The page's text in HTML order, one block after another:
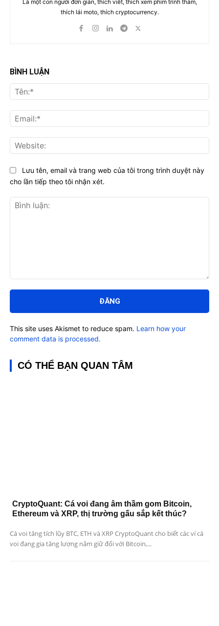
Là một con người đơn giản, thích viết, thích xem phim trinh thám,
thích lái moto, thích cryptocurrency.
BÌNH LUẬN
luận:
Lưu tên, email và trang web của tôi trong trình duyệt này
cho lần tiếp theo tôi nhận xét.
This site uses Akismet to reduce spam. Learn how your
comment data is processed.
CÓ THỂ BẠN QUAN TÂM
CryptoQuant: Cá voi đang âm thầm gom Bitcoin,
Ethereum và XRP, thị trường gấu sắp kết thúc?
Cá voi tăng tích lũy BTC, ETH và XRP CryptoQuant cho biết các ví cá
voi đang gia tăng lượng nắm giữ đối với Bitcoin,...